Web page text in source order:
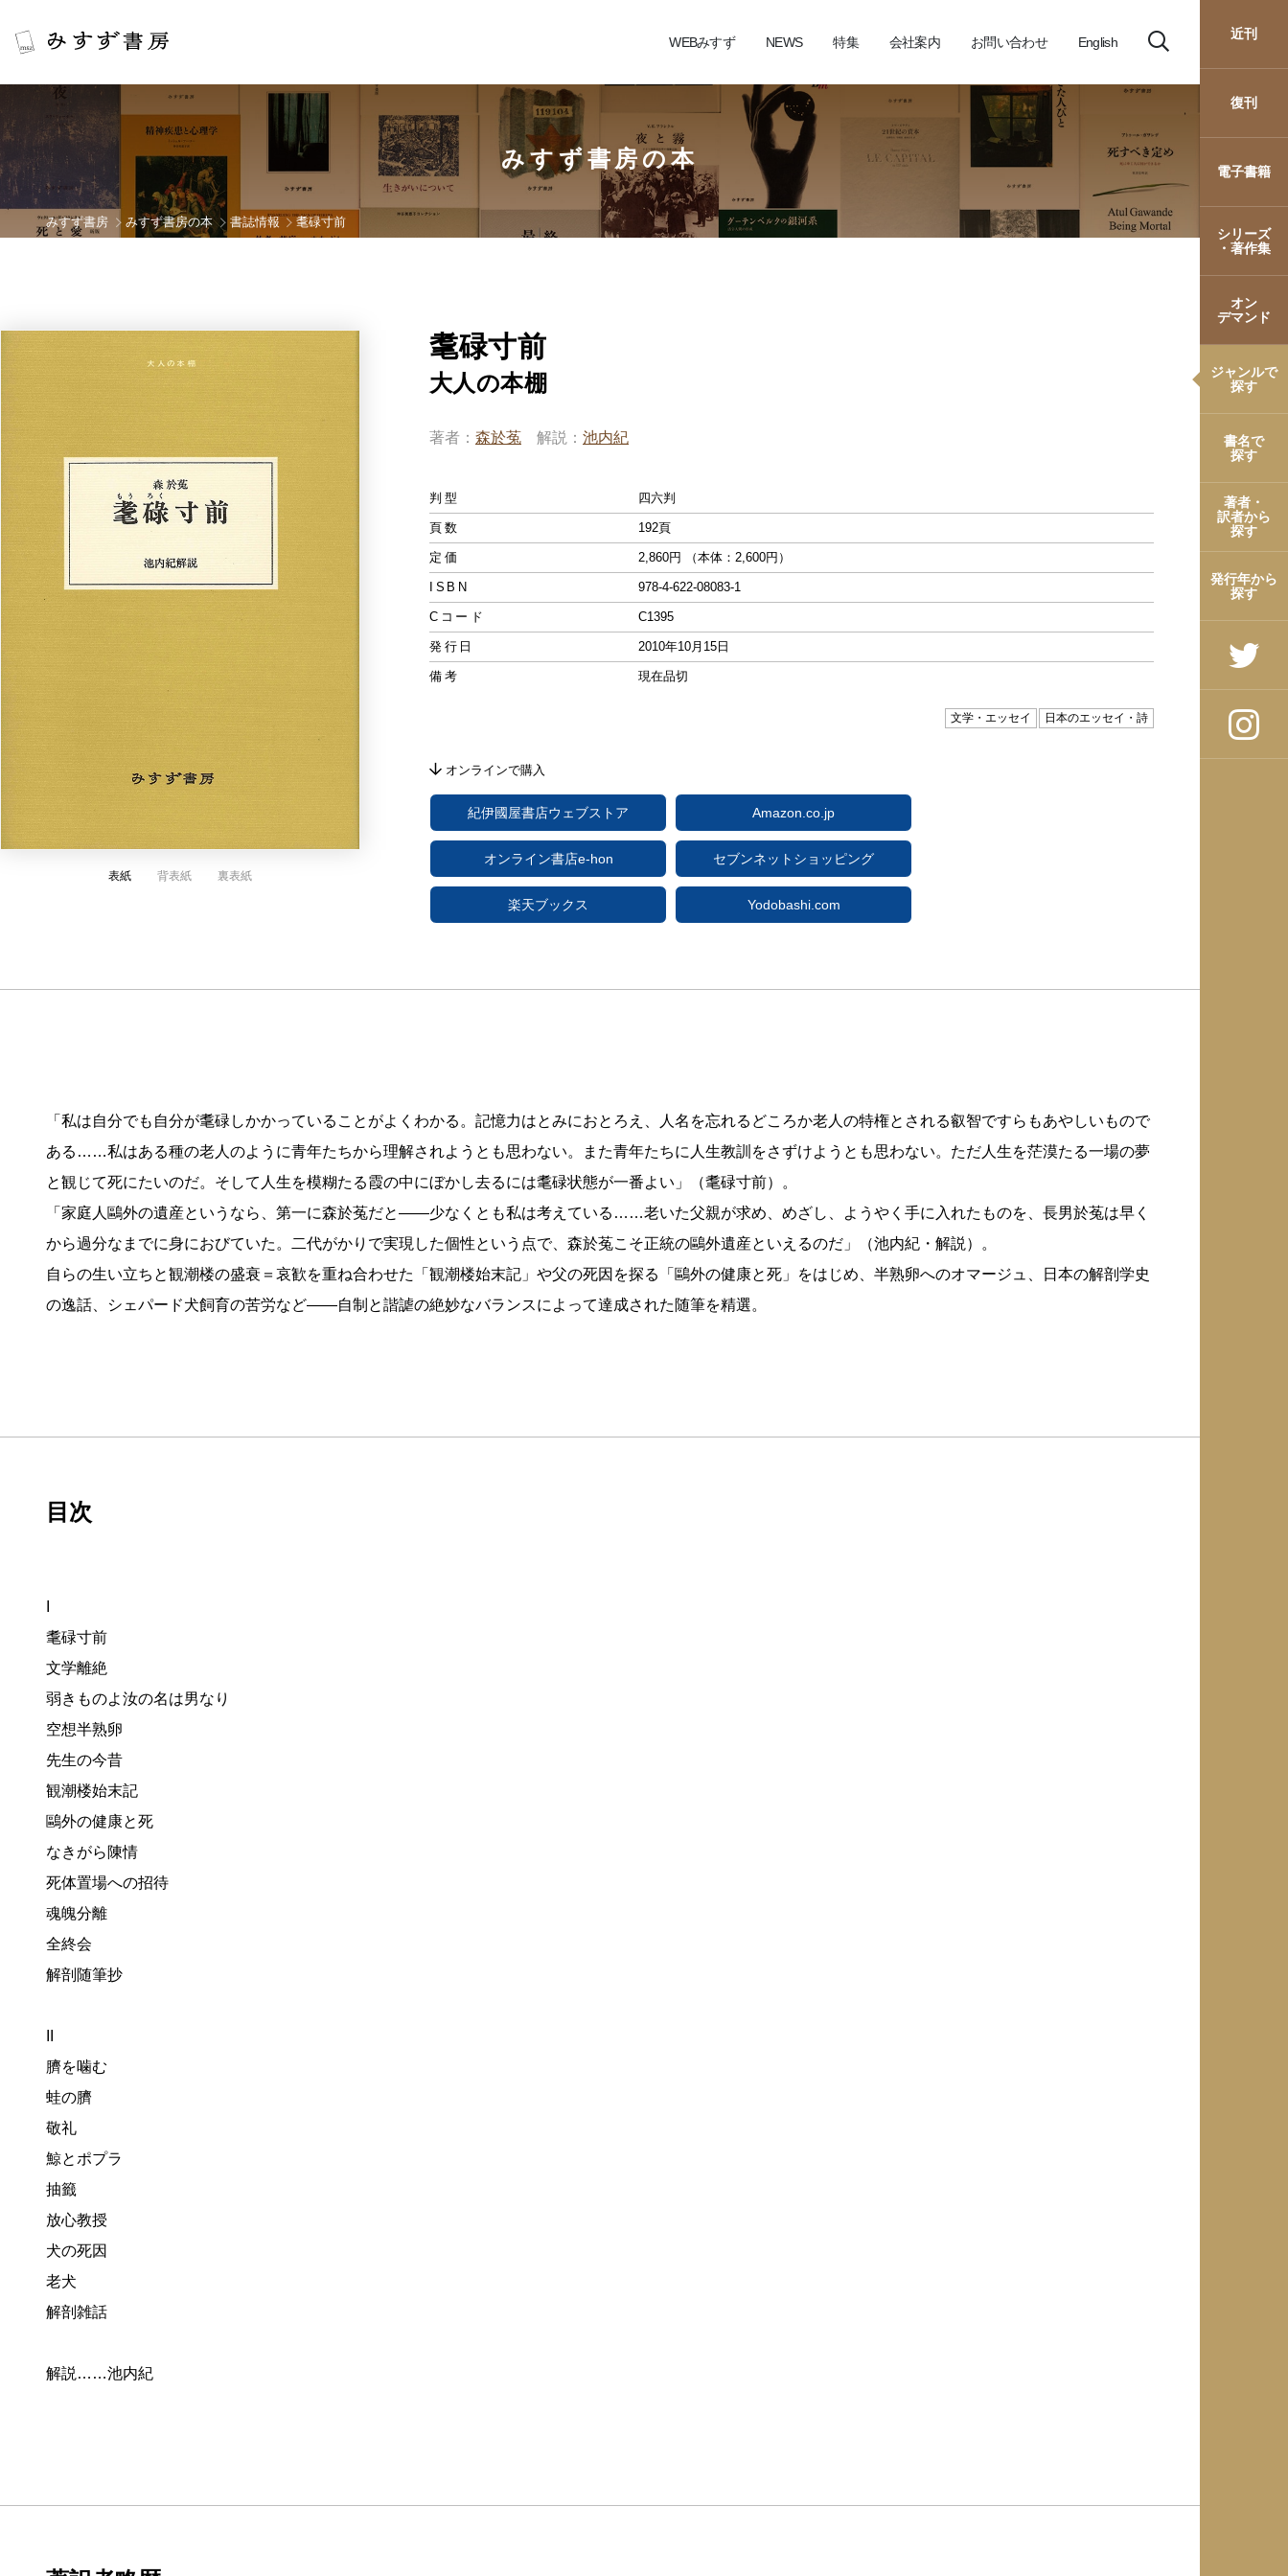
WEBみすず NEWS 特集 会社案内 お問い合わせ English
近刊
復刊
電子書籍
シリーズ
・著作集
オン
デマンド
ジャンルで
探す
書名で
探す
著者・
訳者から
探す
発行年から
探す
みすず書房の本
みすず書房 みすず書房の本 書誌情報 耄碌寸前
耄碌寸前
大人の本棚
表紙 背表紙 裏表紙
著者 森於菟 解説 池内紀
判型 四六判
頁数 192頁
定価 2,860円 （本体：2,600円）
ISBN 978-4-622-08083-1
Cコード C1395
発行日 2010年10月15日
備考 現在品切
文学・エッセイ 日本のエッセイ・詩
オンラインで購入
紀伊國屋書店ウェブストア Amazon.co.jp
オンライン書店e-hon セブンネットショッピング
楽天ブックス Yodobashi.com
「私は自分でも自分が耄碌しかかっていることがよくわかる。記憶力はとみにおとろえ、人名を忘れるどころか老人の特権とされる叡智ですらもあやしいもので
ある……私はある種の老人のように青年たちから理解されようとも思わない。また青年たちに人生教訓をさずけようとも思わない。ただ人生を茫漠たる一場の夢
と観じて死にたいのだ。そして人生を模糊たる霞の中にぼかし去るには耄碌状態が一番よい」（耄碌寸前）。
「家庭人鷗外の遺産というなら、第一に森於菟だと——少なくとも私は考えている……老いた父親が求め、めざし、ようやく手に入れたものを、長男於菟は早く
から過分なまでに身におびていた。二代がかりで実現した個性という点で、森於菟こそ正統の鷗外遺産といえるのだ」（池内紀・解説）。
自らの生い立ちと観潮楼の盛衰＝哀歓を重ね合わせた「観潮楼始末記」や父の死因を探る「鷗外の健康と死」をはじめ、半熟卵へのオマージュ、日本の解剖学史
の逸話、シェパード犬飼育の苦労など——自制と諧謔の絶妙なバランスによって達成された随筆を精選。
目次
耄碌寸前
文学離絶
弱きものよ汝の名は男なり
空想半熟卵
先生の今昔
観潮楼始末記
鷗外の健康と死
なきがら陳情
死体置場への招待
魂魄分離
全終会
解剖随筆抄
臍を噛む
蛙の臍
敬礼
鯨とポプラ
抽籤
放心教授
犬の死因
老犬
解剖雑話
解説……池内紀